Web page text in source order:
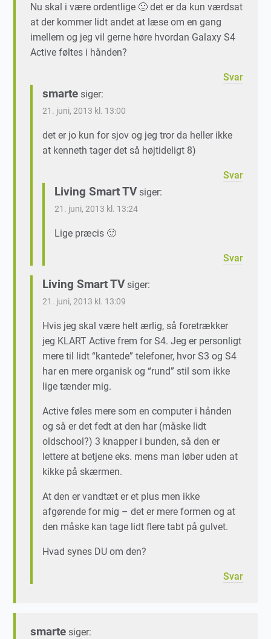
Nu skal i være ordentlige 🙂 det er da kun værdsat
at der kommer lidt andet at læse om en gang
imellem og jeg vil gerne høre hvordan Galaxy S4
Active føltes i hånden?
Svar
smarte siger:
21. juni, 2013 kl. 13:00
det er jo kun for sjov og jeg tror da heller ikke
at kenneth tager det så højtideligt 8)
Svar
Living Smart TV siger:
21. juni, 2013 kl. 13:24
Lige præcis 🙂
Svar
Living Smart TV siger:
21. juni, 2013 kl. 13:09
Hvis jeg skal være helt ærlig, så foretrækker
jeg KLART Active frem for S4. Jeg er personligt
mere til lidt “kantede” telefoner, hvor S3 og S4
har en mere organisk og “rund” stil som ikke
lige tænder mig.
Active føles mere som en computer i hånden
og så er det fedt at den har (måske lidt
oldschool?) 3 knapper i bunden, så den er
lettere at betjene eks. mens man løber uden at
kikke på skærmen.
At den er vandtæt er et plus men ikke
afgørende for mig – det er mere formen og at
den måske kan tage lidt flere tabt på gulvet.
Hvad synes DU om den?
Svar
smarte siger: